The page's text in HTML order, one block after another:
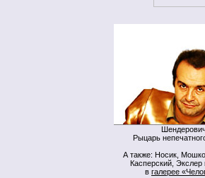
Шендерович.
Рыцарь
А также: Носик,
Касперский, Экслер
в галерее